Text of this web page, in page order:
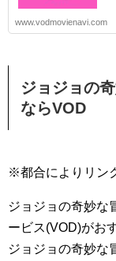
www.vodmovienavi.com
ジョジョの
ならVOD
※都合によりリン
ジョジョの奇妙な
ービス(VOD)がお
ジョジョの奇妙な